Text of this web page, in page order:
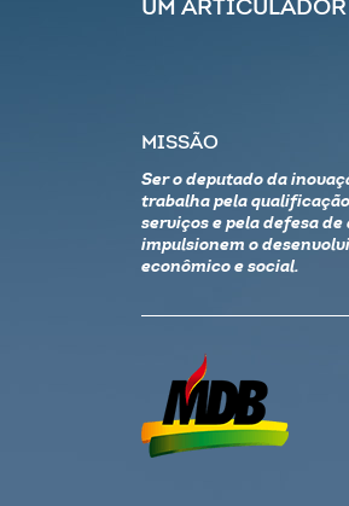
UM
MISSÃO
Ser o deputado da
trabalha pela
serviços e pela defesa de
impulsionem o
econômico e social.